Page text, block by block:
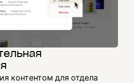
контентом для отдела